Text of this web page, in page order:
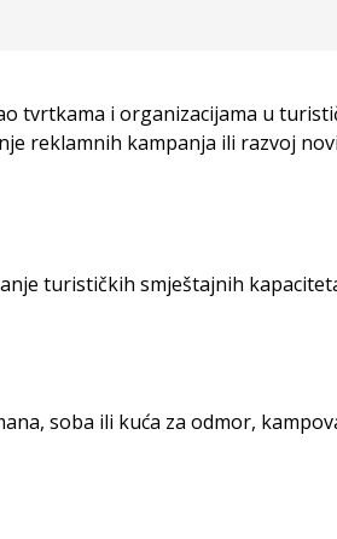
tvrtkama i organizacijama u
reklamnih kampanja ili razvoj
turističkih smještajnih
soba ili kuća za odmor,